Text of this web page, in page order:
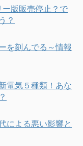
版販売停止？で
？
を刻んでる～情報
電気５種類！あな
による悪い影響と